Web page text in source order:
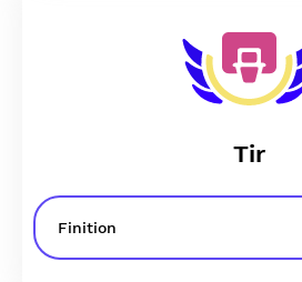
Tir
Finition